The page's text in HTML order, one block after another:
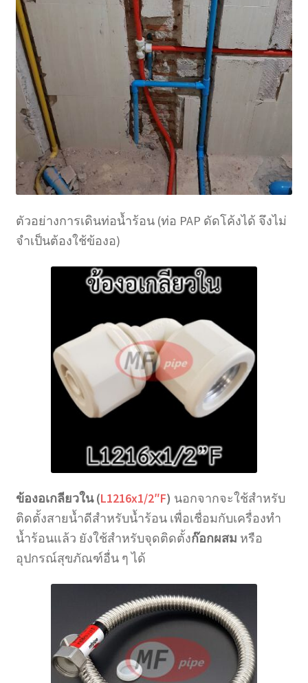
ตัวอย่างการเดินท่อน้ำร้อน (ท่อ PAP ดัดโค้งได้ จึงไม่
จำเป็นต้องใช้ข้องอ)
ข้องอเกลียวใน (L1216x1/2″F) นอกจากจะใช้สำหรับ
ติดตั้งสายน้ำดีสำหรับน้ำร้อน เพื่อเชื่อมกับเครื่องทำ
น้ำร้อนแล้ว ยังใช้สำหรับจุดติดตั้งก๊อกผสม หรือ
อุปกรณ์สุขภัณฑ์อื่น ๆ ได้